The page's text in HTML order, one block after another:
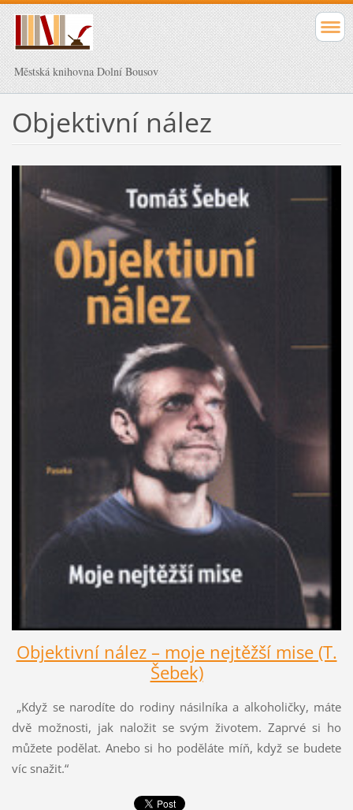
Městská knihovna Dolní Bousov
Objektivní nález
Objektivní nález – moje nejtěžší mise (T.
Šebek)
„Když se narodíte do rodiny násilníka a alkoholičky, máte
dvě možnosti, jak naložit se svým životem. Zaprvé si ho
můžete podělat. Anebo si ho poděláte míň, když se budete
víc snažit.“